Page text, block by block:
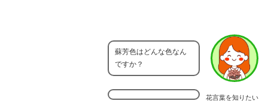
花言葉を知りたい
蘇芳色はどんな色なん
ですか？